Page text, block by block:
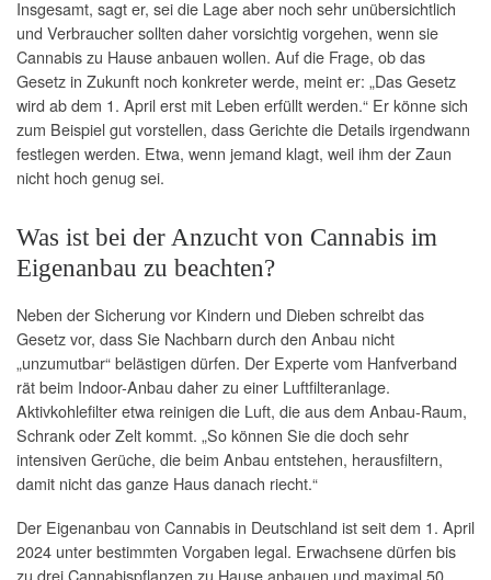
Insgesamt, sagt er, sei die Lage aber noch sehr unübersichtlich
und Verbraucher sollten daher vorsichtig vorgehen, wenn sie
Cannabis zu Hause anbauen wollen. Auf die Frage, ob das
Gesetz in Zukunft noch konkreter werde, meint er: „Das Gesetz
wird ab dem 1. April erst mit Leben erfüllt werden.“ Er könne sich
zum Beispiel gut vorstellen, dass Gerichte die Details irgendwann
festlegen werden. Etwa, wenn jemand klagt, weil ihm der Zaun
nicht hoch genug sei.
Was ist bei der Anzucht von Cannabis im
Eigenanbau zu beachten?
Neben der Sicherung vor Kindern und Dieben schreibt das
Gesetz vor, dass Sie Nachbarn durch den Anbau nicht
„unzumutbar“ belästigen dürfen. Der Experte vom Hanfverband
rät beim Indoor-Anbau daher zu einer Luftfilteranlage.
Aktivkohlefilter etwa reinigen die Luft, die aus dem Anbau-Raum,
Schrank oder Zelt kommt. „So können Sie die doch sehr
intensiven Gerüche, die beim Anbau entstehen, herausfiltern,
damit nicht das ganze Haus danach riecht.“
Der Eigenanbau von Cannabis in Deutschland ist seit dem 1. April
2024 unter bestimmten Vorgaben legal. Erwachsene dürfen bis
zu drei Cannabispflanzen zu Hause anbauen und maximal 50